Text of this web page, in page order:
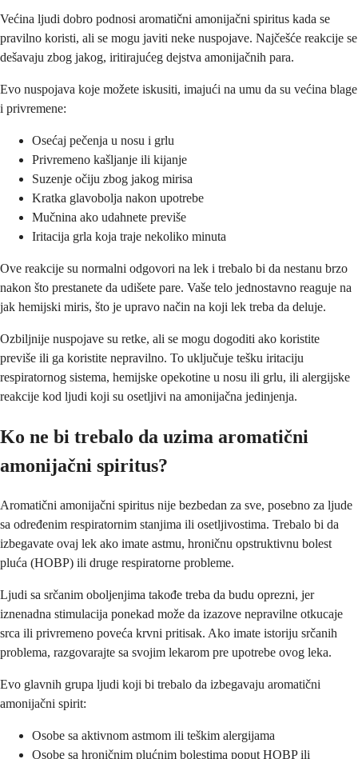
Većina ljudi dobro podnosi aromatični amonijačni spiritus kada se
pravilno koristi, ali se mogu javiti neke nuspojave. Najčešće reakcije se
dešavaju zbog jakog, iritirajućeg dejstva amonijačnih para.
Evo nuspojava koje možete iskusiti, imajući na umu da su većina blage
i privremene:
Osećaj pečenja u nosu i grlu
Privremeno kašljanje ili kijanje
Suzenje očiju zbog jakog mirisa
Kratka glavobolja nakon upotrebe
Mučnina ako udahnete previše
Iritacija grla koja traje nekoliko minuta
Ove reakcije su normalni odgovori na lek i trebalo bi da nestanu brzo
nakon što prestanete da udišete pare. Vaše telo jednostavno reaguje na
jak hemijski miris, što je upravo način na koji lek treba da deluje.
Ozbiljnije nuspojave su retke, ali se mogu dogoditi ako koristite
previše ili ga koristite nepravilno. To uključuje tešku iritaciju
respiratornog sistema, hemijske opekotine u nosu ili grlu, ili alergijske
reakcije kod ljudi koji su osetljivi na amonijačna jedinjenja.
Ko ne bi trebalo da uzima aromatični
amonijačni spiritus?
Aromatični amonijačni spiritus nije bezbedan za sve, posebno za ljude
sa određenim respiratornim stanjima ili osetljivostima. Trebalo bi da
izbegavate ovaj lek ako imate astmu, hroničnu opstruktivnu bolest
pluća (HOBP) ili druge respiratorne probleme.
Ljudi sa srčanim oboljenjima takođe treba da budu oprezni, jer
iznenadna stimulacija ponekad može da izazove nepravilne otkucaje
srca ili privremeno poveća krvni pritisak. Ako imate istoriju srčanih
problema, razgovarajte sa svojim lekarom pre upotrebe ovog leka.
Evo glavnih grupa ljudi koji bi trebalo da izbegavaju aromatični
amonijačni spirit:
Osobe sa aktivnom astmom ili teškim alergijama
Osobe sa hroničnim plućnim bolestima poput HOBP ili